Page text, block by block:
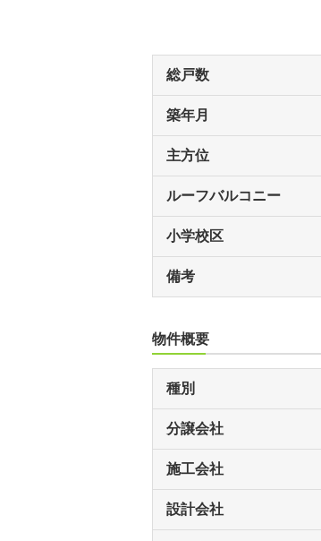
総戸数
築年月
主方位
ルーフバルコニー
小学校区
備考
物件概要
種別
分譲会社
施工会社
設計会社